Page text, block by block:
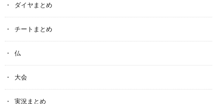
ダイヤまとめ
チートまとめ
仏
大会
実況まとめ